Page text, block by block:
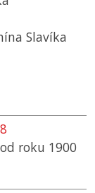
Slavíka
roku 1900